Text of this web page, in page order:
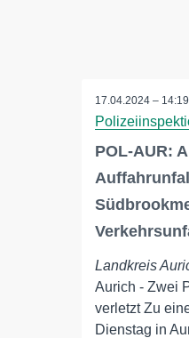
17.04.2024 – 14:19
POL-AUR:
Landkreis
Aurich - Zwei
verletzt Zu
Dienstag in